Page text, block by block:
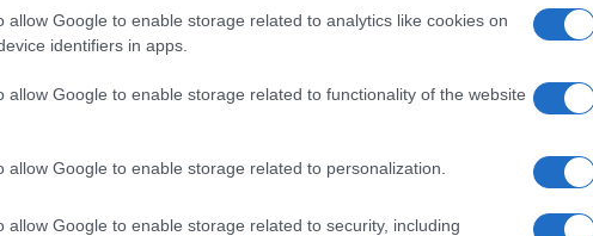
allow Google to enable storage related to analytics like cookies on
identifiers in apps.
allow Google to enable storage related to functionality of the website
allow Google to enable storage related to personalization.
allow Google to enable storage related to security, including
viaggiare in Italia e assaggiare ogni varietà di